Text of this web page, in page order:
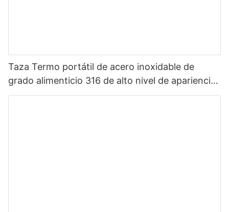
Taza Termo portátil de acero inoxidable de
grado alimenticio 316 de alto nivel de apariencia
Sanrio de dibujos animados portátil para niños